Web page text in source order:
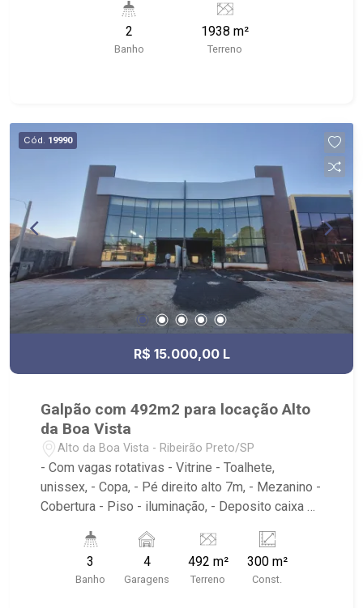
Imóveis, referência em venda, compra e locação.
- Sinta-se em casa na Ribeirão Imóveis, afinal
Somos e Vivemos Ribeirão: - funcionários
para Venda, Compra e Locação, imobiliária é
Ribeirão Imóveis - sede na Av. Professor João
2
Banho
1938 m²
Terreno
Cód. 19990
R$ 15.000,00 L
Galpão com 492m2 para locação Alto
da Boa Vista
Alto da Boa Vista - Ribeirão Preto/SP
- Com vagas rotativas - Vitrine - Toalhete,
unissex, - Copa, - Pé direito alto 7m, - Mezanino -
Cobertura - Piso - iluminação, - Deposito caixa de
LINDACOR TINTAS, Trinity Despachante,
Paulistão Atacadista, Jet Oil
3
Banho
4
Garagens
492 m²
Terreno
300 m²
Const.